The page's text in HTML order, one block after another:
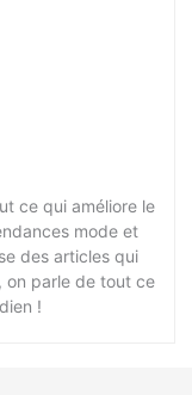
ce qui améliore le
mode et
des articles qui
on parle de tout ce
!